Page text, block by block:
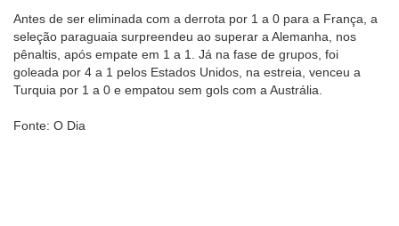
Antes de ser eliminada com a derrota por 1 a 0 para a França, a
seleção paraguaia surpreendeu ao superar a Alemanha, nos
pênaltis, após empate em 1 a 1. Já na fase de grupos, foi
goleada por 4 a 1 pelos Estados Unidos, na estreia, venceu a
Turquia por 1 a 0 e empatou sem gols com a Austrália.
Fonte: O Dia